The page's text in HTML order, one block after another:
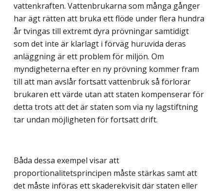
vattenkraften. Vattenbrukarna som många gånger
har ägt rätten att bruka ett flöde under flera hundra
år tvingas till extremt dyra prövningar samtidigt
som det inte är klarlagt i förväg huruvida deras
anläggning är ett problem för miljön. Om
myndigheterna efter en ny prövning kommer fram
till att man avslår fortsatt vattenbruk så förlorar
brukaren ett värde utan att staten kompenserar för
detta trots att det är staten som via ny lagstiftning
tar undan möjligheten för fortsatt drift.
Båda dessa exempel visar att
proportionalitetsprincipen måste stärkas samt att
det måste införas ett skaderekvisit där staten eller